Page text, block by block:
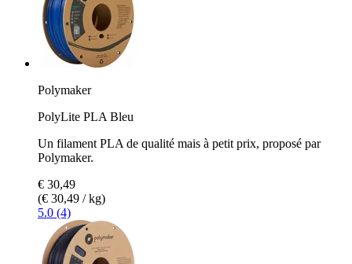
Polymaker
PolyLite PLA Bleu
Un filament PLA de qualité mais à petit prix, proposé par
Polymaker.
€ 30,49
(€ 30,49 / kg)
5.0 (4)